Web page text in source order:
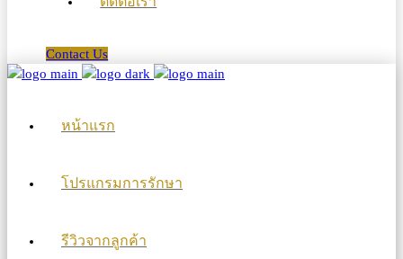
Contact Us
หน้าแรก
โปรแกรมการรักษา
รีวิวจากลูกค้า